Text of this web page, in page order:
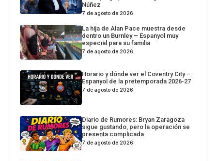
Núñez
7 de agosto de 2026
La hija de Alan Pace muestra desde
dentro un Burnley – Espanyol muy
especial para su familia
7 de agosto de 2026
Horario y dónde ver el Coventry City –
Espanyol de la pretemporada 2026-27
7 de agosto de 2026
Diario de Rumores: Bryan Zaragoza
sigue gustando, pero la operación se
presenta complicada
7 de agosto de 2026